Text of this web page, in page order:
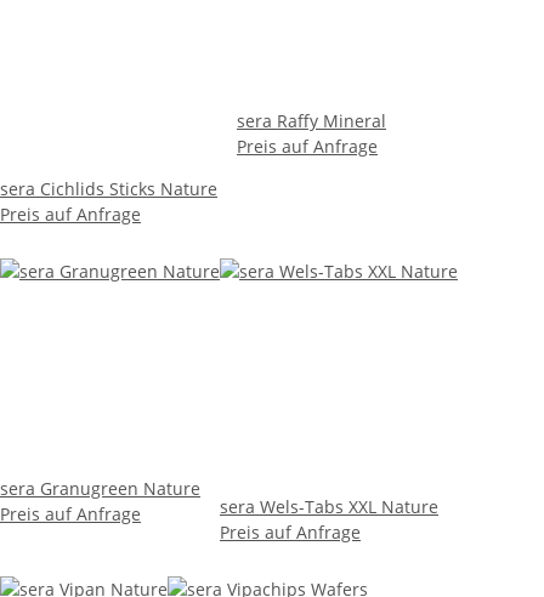
sera Cichlids Sticks Nature
Preis auf Anfrage
sera Raffy Mineral
Preis auf Anfrage
sera Granugreen Nature
Preis auf Anfrage
sera Wels-Tabs XXL Nature
Preis auf Anfrage